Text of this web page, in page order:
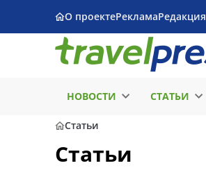
О проектеРекламаРедакция
НОВОСТИ СТАТЬИ
Статьи
Статьи